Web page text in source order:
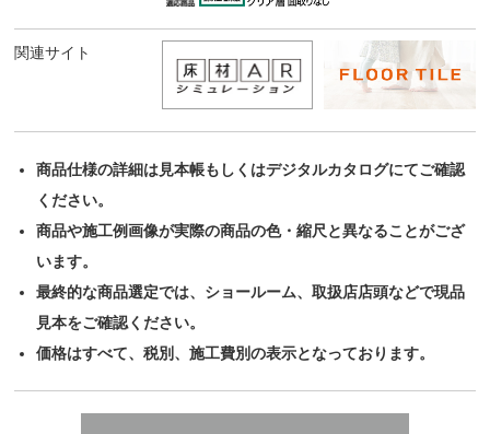
関連サイト
商品仕様の詳細は見本帳もしくはデジタルカタログにてご確認
ください。
商品や施工例画像が実際の商品の色・縮尺と異なることがござ
います。
最終的な商品選定では、ショールーム、取扱店店頭などで現品
見本をご確認ください。
価格はすべて、税別、施工費別の表示となっております。